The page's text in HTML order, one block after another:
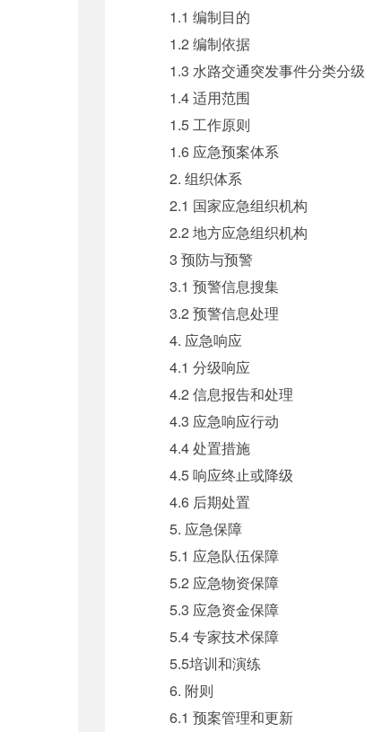
1.1 编制目的
1.2 编制依据
1.3 水路交通突发事件分类分级
1.4 适用范围
1.5 工作原则
1.6 应急预案体系
2. 组织体系
2.1 国家应急组织机构
2.2 地方应急组织机构
3 预防与预警
3.1 预警信息搜集
3.2 预警信息处理
4. 应急响应
4.1 分级响应
4.2 信息报告和处理
4.3 应急响应行动
4.4 处置措施
4.5 响应终止或降级
4.6 后期处置
5. 应急保障
5.1 应急队伍保障
5.2 应急物资保障
5.3 应急资金保障
5.4 专家技术保障
5.5培训和演练
6. 附则
6.1 预案管理和更新